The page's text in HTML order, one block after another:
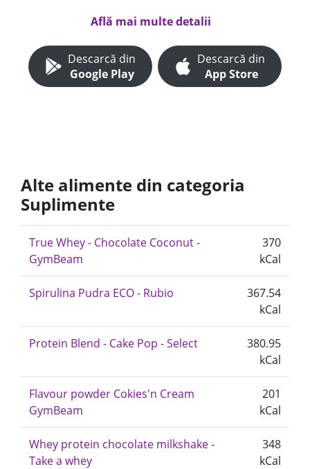
Află mai multe detalii
Descarcă din
Google Play
Descarcă din
App Store
Alte alimente din categoria
Suplimente
True Whey - Chocolate Coconut -
GymBeam
370
kCal
Spirulina Pudra ECO - Rubio
367.54
kCal
Protein Blend - Cake Pop - Select
380.95
kCal
Flavour powder Cokies'n Cream
GymBeam
201
kCal
Whey protein chocolate milkshake -
Take a whey
348
kCal